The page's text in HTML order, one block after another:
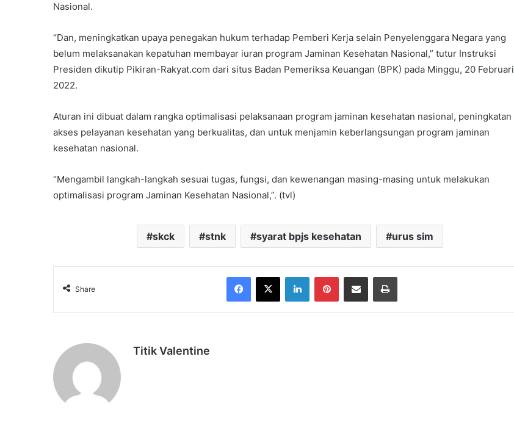
Nasional.
“Dan, meningkatkan upaya penegakan hukum terhadap Pemberi Kerja selain Penyelenggara Negara yang
belum melaksanakan kepatuhan membayar iuran program Jaminan Kesehatan Nasional,” tutur Instruksi
Presiden dikutip Pikiran-Rakyat.com dari situs Badan Pemeriksa Keuangan (BPK) pada Minggu, 20 Februari
2022.
Aturan ini dibuat dalam rangka optimalisasi pelaksanaan program jaminan kesehatan nasional, peningkatan
akses pelayanan kesehatan yang berkualitas, dan untuk menjamin keberlangsungan program jaminan
kesehatan nasional.
“Mengambil langkah-langkah sesuai tugas, fungsi, dan kewenangan masing-masing untuk melakukan
optimalisasi program Jaminan Kesehatan Nasional,”. (tvl)
skck stnk syarat bpjs kesehatan urus sim
Share
Facebook
X LinkedInPinterestShare via Email Print
Titik Valentine